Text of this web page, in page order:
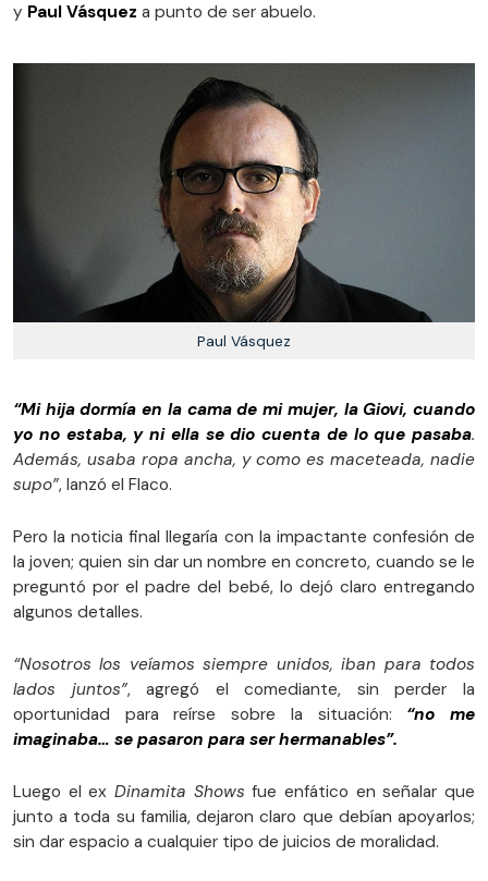
y Paul Vásquez a punto de ser abuelo.
Paul Vásquez
“Mi hija dormía en la cama de mi mujer, la Giovi, cuando
yo no estaba, y ni ella se dio cuenta de lo que pasaba.
Además, usaba ropa ancha, y como es maceteada, nadie
supo”, lanzó el Flaco.
Pero la noticia final llegaría con la impactante confesión de
la joven; quien sin dar un nombre en concreto, cuando se le
preguntó por el padre del bebé, lo dejó claro entregando
algunos detalles.
“Nosotros los veíamos siempre unidos, iban para todos
lados juntos”, agregó el comediante, sin perder la
oportunidad para reírse sobre la situación: “no me
imaginaba… se pasaron para ser hermanables”.
Luego el ex Dinamita Shows fue enfático en señalar que
junto a toda su familia, dejaron claro que debían apoyarlos;
sin dar espacio a cualquier tipo de juicios de moralidad.